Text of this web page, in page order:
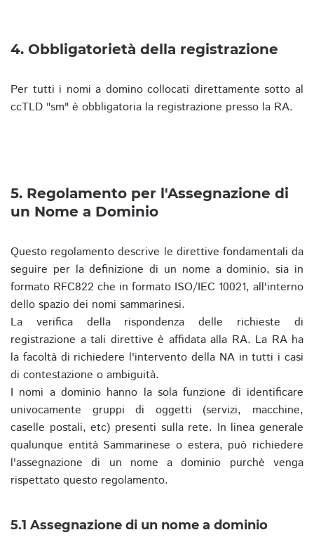
4. Obbligatorietà della registrazione
Per tutti i nomi a domino collocati direttamente sotto al
ccTLD "sm" è obbligatoria la registrazione presso la RA.
5. Regolamento per l'Assegnazione di
un Nome a Dominio
Questo regolamento descrive le direttive fondamentali da
seguire per la definizione di un nome a dominio, sia in
formato RFC822 che in formato ISO/IEC 10021, all'interno
dello spazio dei nomi sammarinesi.
La verifica della rispondenza delle richieste di
registrazione a tali direttive è affidata alla RA. La RA ha
la facoltà di richiedere l'intervento della NA in tutti i casi
di contestazione o ambiguità.
I nomi a dominio hanno la sola funzione di identificare
univocamente gruppi di oggetti (servizi, macchine,
caselle postali, etc) presenti sulla rete. In linea generale
qualunque entità Sammarinese o estera, può richiedere
l'assegnazione di un nome a dominio purchè venga
rispettato questo regolamento.
5.1 Assegnazione di un nome a dominio